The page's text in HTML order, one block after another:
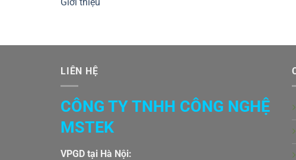
Giới thiệu
LIÊN HỆ
CÔNG TY TNHH CÔNG NGHỆ
MSTEK
VPGD tại Hà Nội: